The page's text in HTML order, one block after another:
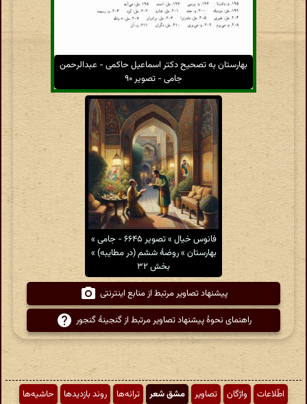
بهارستان به تصحیح دکتر اسماعیل حاکمی - عبدالرحمن
جامی - تصویر ۹۰
فانوس خیال » تصویر ۶۶۴۵ - جامی »
بهارستان » روضهٔ ششم (در مطایبه) »
بخش ۳۲
پیشنهاد تصاویر مرتبط از منابع اینترنتی
راهنمای نحوهٔ پیشنهاد تصاویر مرتبط از گنجینهٔ گنجور
اطّلاعات واژگان تصاویر مشق شعر ترانه‌ها روند بازدیدها
حاشیه‌ها